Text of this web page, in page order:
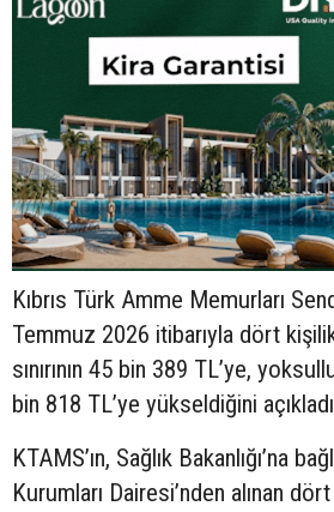
Kıbrıs Türk Amme Memurları
Temmuz 2026 itibarıyla dört
sınırının 45 bin 389 TL’ye,
bin 818 TL’ye yükseldiğini
KTAMS’ın, Sağlık Bakanlığı’na
Kurumları Dairesi’nden alınan